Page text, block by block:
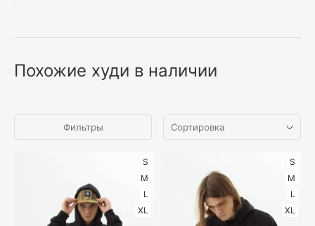
Похожие худи в наличии
Фильтры
S
M
L
XL
S
M
L
XL